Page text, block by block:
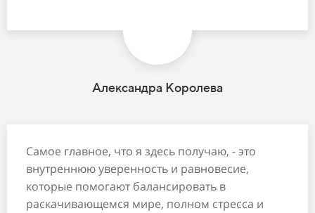
Александра Королева
Самое главное, что я здесь получаю, - это
внутреннюю уверенность и равновесие,
которые помогают балансировать в
раскачивающемся мире, полном стресса и